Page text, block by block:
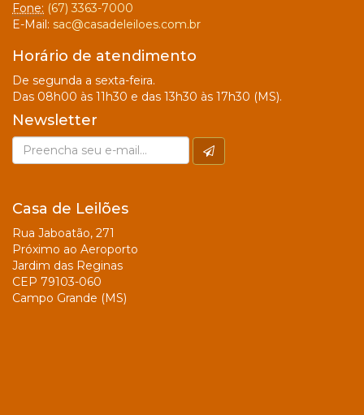
Fone: (67) 3363-7000
E-Mail: sac@casadeleiloes.com.br
Horário de atendimento
De segunda a sexta-feira.
Das 08h00 às 11h30 e das 13h30 às 17h30 (MS).
Newsletter
Casa de Leilões
Rua Jaboatão, 271
Próximo ao Aeroporto
Jardim das Reginas
CEP 79103-060
Campo Grande (MS)